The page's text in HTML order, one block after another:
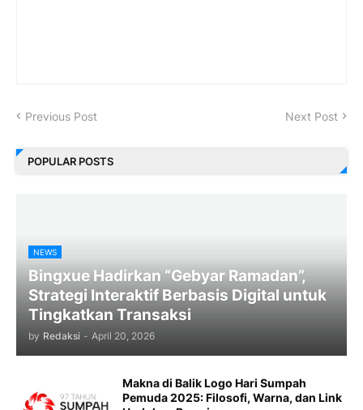
Previous Post Next Post
POPULAR POSTS
NEWS
Bingxue Hadirkan “Gebyar Ramadan”,
Strategi Interaktif Berbasis Digital untuk
Tingkatkan Transaksi
by Redaksi - April 20, 2026
Makna di Balik Logo Hari Sumpah
Pemuda 2025: Filosofi, Warna, dan Link